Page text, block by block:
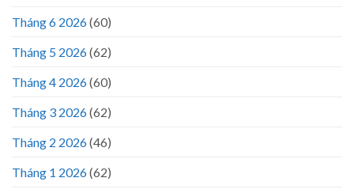
Tháng 6 2026(60)
Tháng 5 2026(62)
Tháng 4 2026(60)
Tháng 3 2026(62)
Tháng 2 2026(46)
Tháng 1 2026(62)